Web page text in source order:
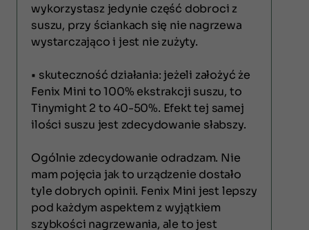
wykorzystasz jedynie część dobroci z
suszu, przy ściankach się nie nagrzewa
wystarczająco i jest nie zużyty.
• skuteczność działania: jeżeli założyć że
Fenix Mini to 100% ekstrakcji suszu, to
Tinymight 2 to 40-50%. Efekt tej samej
ilości suszu jest zdecydowanie słabszy.
Ogólnie zdecydowanie odradzam. Nie
mam pojęcia jak to urządzenie dostało
tyle dobrych opinii. Fenix Mini jest lepszy
pod każdym aspektem z wyjątkiem
szybkości nagrzewania, ale to jest